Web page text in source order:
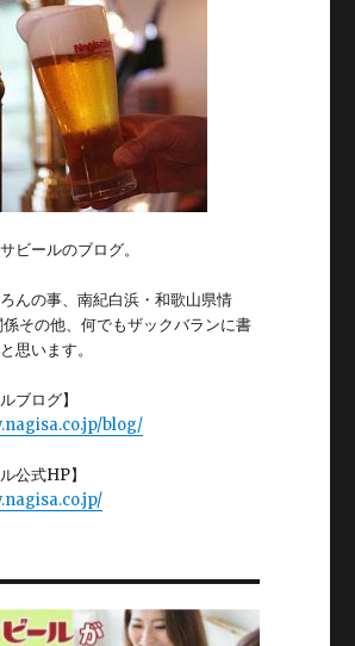
ビールのブログ。
んの事、南紀白浜・和歌山県情
その他、何でもザックバランに書
思います。
ブログ】
blog/
公式HP】